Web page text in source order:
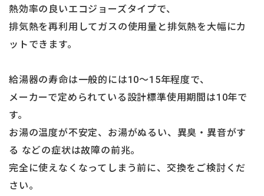
熱効率の良いエコジョーズタイプで、
排気熱を再利用してガスの使用量と排気熱を大幅にカ
ットできます。
給湯器の寿命は一般的には10～15年程度で、
メーカーで定められている設計標準使用期間は10年で
す。
お湯の温度が不安定、お湯がぬるい、異臭・異音がす
る などの症状は故障の前兆。
完全に使えなくなってしまう前に、交換をご検討くだ
さい。